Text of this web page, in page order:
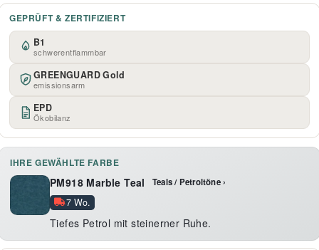
GEPRÜFT & ZERTIFIZIERT
B1
schwerentflammbar
GREENGUARD Gold
emissionsarm
EPD
Ökobilanz
IHRE GEWÄHLTE FARBE
PM918 Marble Teal Teals / Petroltöne ›
7 Wo.
Tiefes Petrol mit steinerner Ruhe.